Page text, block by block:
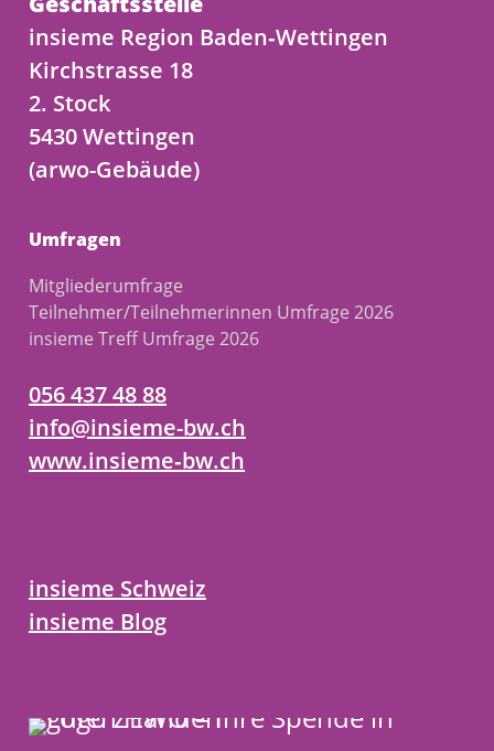
insieme Region Baden‑Wettingen
Kirchstrasse 18
2. Stock
5430 Wettingen
(arwo-Gebäude)
Umfragen
Mitgliederumfrage
Teilnehmer/Teilnehmerinnen Umfrage 2026
insieme Treff Umfrage 2026
056 437 48 88
info@insieme-bw.ch
www.insieme‑bw.ch
insieme Schweiz
insieme Blog